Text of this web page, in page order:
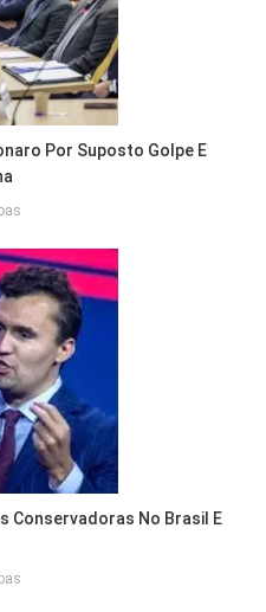
Por Suposto Golpe E
Conservadoras No Brasil E